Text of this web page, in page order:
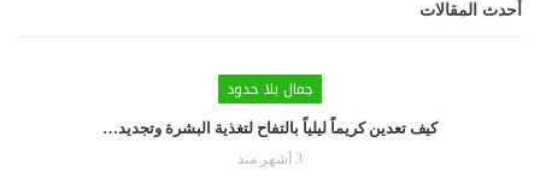
أحدث المقالات
جمال بلا حدود
كيف تعدين كريماً ليلياً بالتفاح لتغذية البشرة وتجديد…
3 أشهر منذ